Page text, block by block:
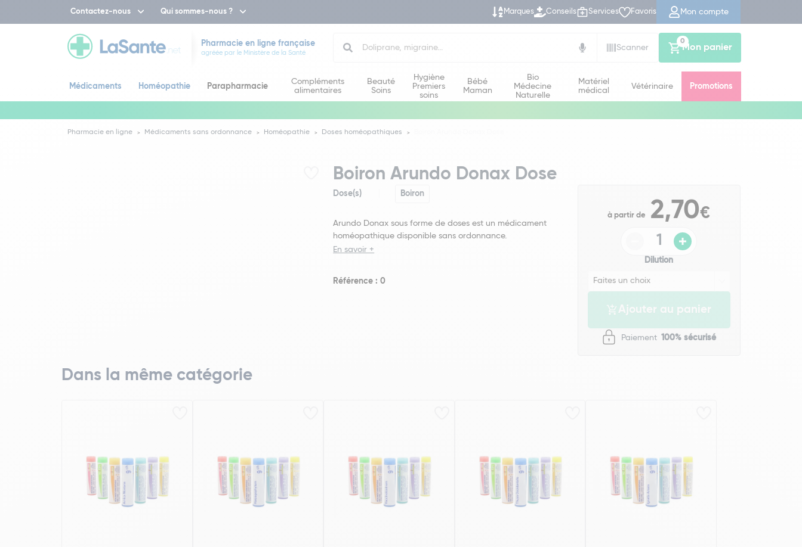
Contactez-nous Qui sommes-nous ? Marques Conseils Services Favoris Mon compte
Pharmacie en ligne française
agréée par le Ministère de la Santé
Scanner
Mon panier
0
Médicaments Homéopathie Parapharmacie
Compléments
alimentaires
Beauté
Soins
Hygiène
Premiers
soins
Bébé
Maman
Bio
Médecine
Naturelle
Matériel
médical
Vétérinaire Promotions
Pharmacie en ligne Médicaments sans ordonnance Homéopathie Doses homéopathiques
Boiron Arundo Donax Dose
Dose(s) Boiron
Arundo Donax sous forme de doses est un médicament
homéopathique disponible sans ordonnance.
En savoir +
Référence : 0
à partir de 2,70€
Dilution
Ajouter au panier
Paiement 100% sécurisé
Dans la même catégorie